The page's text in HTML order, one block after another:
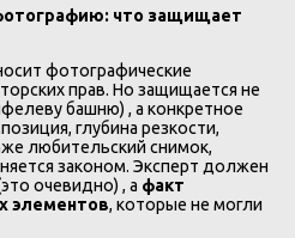
что защищает
фотографические
прав. Но защищается не
башню) , а конкретное
глубина резкости,
любительский снимок,
законом. Эксперт должен
очевидно) , а факт
элементов, которые не могли